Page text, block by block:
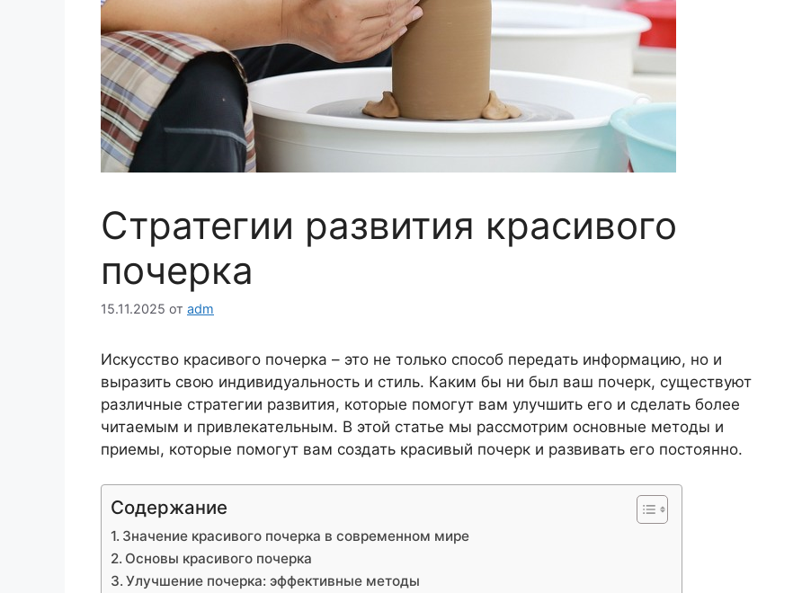
Стратегии развития красивого
почерка
15.11.2025 от adm
Искусство красивого почерка – это не только способ передать информацию, но и
выразить свою индивидуальность и стиль. Каким бы ни был ваш почерк, существуют
различные стратегии развития, которые помогут вам улучшить его и сделать более
читаемым и привлекательным. В этой статье мы рассмотрим основные методы и
приемы, которые помогут вам создать красивый почерк и развивать его постоянно.
Содержание
Значение красивого почерка в современном мире
Основы красивого почерка
Улучшение почерка: эффективные методы